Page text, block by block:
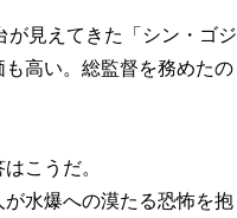
見えてきた「シン・ゴジ
高い。総監督を務めたの
こうだ。
が水爆への漠たる恐怖を抱